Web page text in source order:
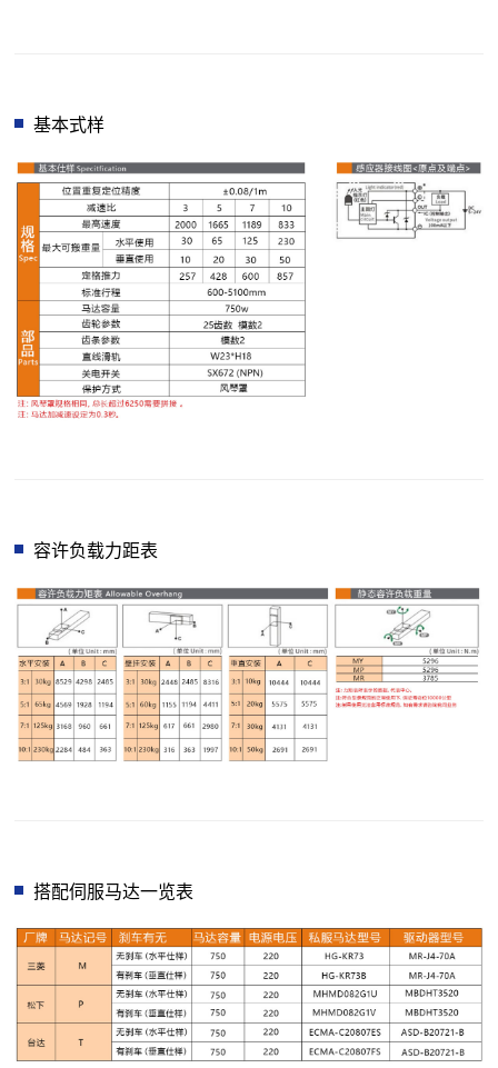
基本式样
容许负载力距表
搭配伺服马达一览表